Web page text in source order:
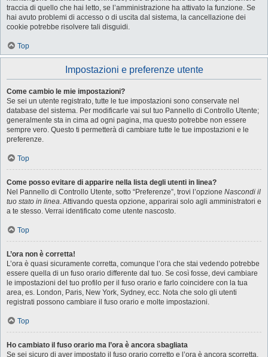
traccia di quello che hai letto, se l’amministrazione ha attivato la funzione. Se
hai avuto problemi di accesso o di uscita dal sistema, la cancellazione dei
cookie potrebbe risolvere tali disguidi.
Top
Impostazioni e preferenze utente
Come cambio le mie impostazioni?
Se sei un utente registrato, tutte le tue impostazioni sono conservate nel
database del sistema. Per modificarle vai sul tuo Pannello di Controllo Utente;
generalmente sta in cima ad ogni pagina, ma questo potrebbe non essere
sempre vero. Questo ti permetterà di cambiare tutte le tue impostazioni e le
preferenze.
Top
Come posso evitare di apparire nella lista degli utenti in linea?
Nel Pannello di Controllo Utente, sotto “Preferenze”, trovi l’opzione Nascondi il
tuo stato in linea. Attivando questa opzione, apparirai solo agli amministratori e
a te stesso. Verrai identificato come utente nascosto.
Top
L’ora non è corretta!
L’ora è quasi sicuramente corretta, comunque l’ora che stai vedendo potrebbe
essere quella di un fuso orario differente dal tuo. Se così fosse, devi cambiare
le impostazioni del tuo profilo per il fuso orario e farlo coincidere con la tua
area, es. London, Paris, New York, Sydney, ecc. Nota che solo gli utenti
registrati possono cambiare il fuso orario e molte impostazioni.
Top
Ho cambiato il fuso orario ma l’ora è ancora sbagliata
Se sei sicuro di aver impostato il fuso orario corretto e l’ora è ancora scorretta,